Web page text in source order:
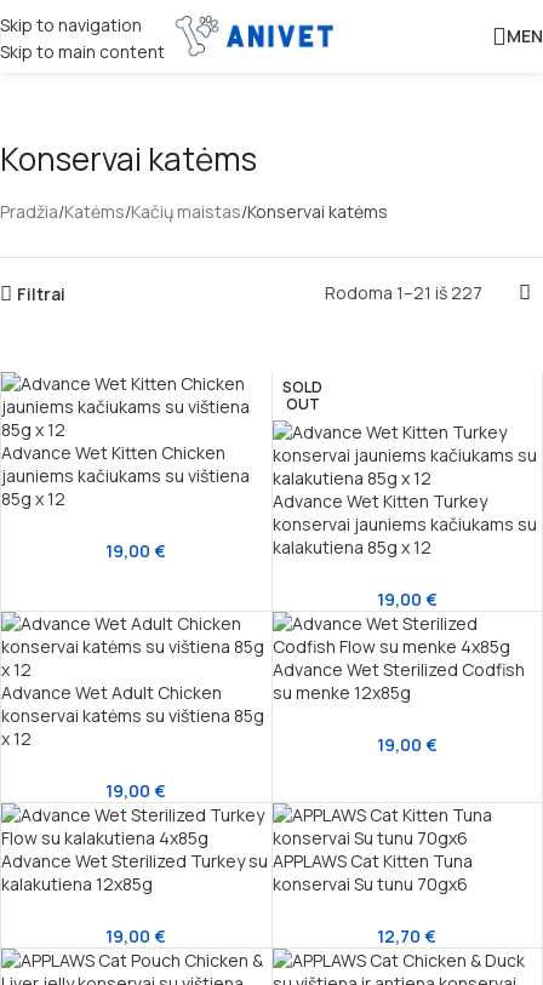
Skip to navigation
Skip to main content
Konservai katėms
Pradžia Katėms Kačių maistas Konservai katėms
Filtrai Rodoma 1–21 iš 227
Advance Wet Kitten Chicken
jauniems kačiukams su vištiena
85g x 12
19,00€
SOLD
OUT
Advance Wet Kitten Turkey
konservai jauniems kačiukams su
kalakutiena 85g x 12
19,00 €
Advance Wet Adult Chicken
konservai katėms su vištiena 85g
x 12
19,00€
Advance Wet Sterilized Codfish
su menke 12x85g
19,00 €
Advance Wet Sterilized Turkey su
kalakutiena 12x85g
19,00€
APPLAWS Cat Kitten Tuna
konservai Su tunu 70gx6
12,70€